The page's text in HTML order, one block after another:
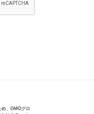
め、GMOグロ